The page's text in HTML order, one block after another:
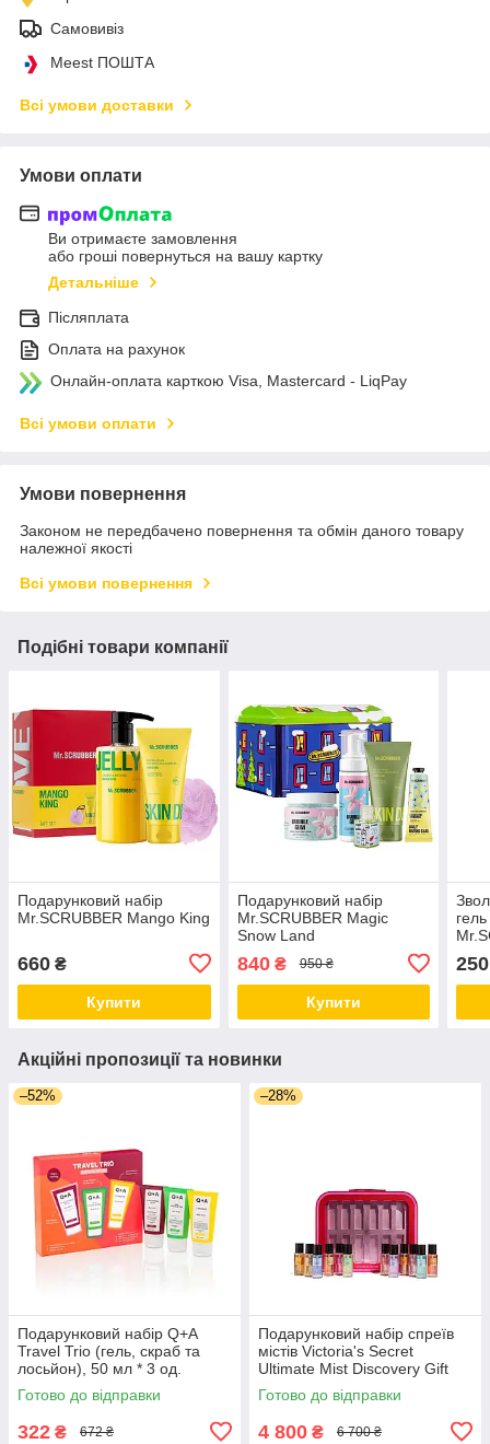
Самовивіз
Meest ПОШТА
Всі умови доставки
Умови оплати
Ви отримаєте замовлення
або гроші повернуться на вашу картку
Детальніше
Післяплата
Оплата на рахунок
Онлайн-оплата карткою Visa, Mastercard - LiqPay
Всі умови оплати
Умови повернення
Законом не передбачено повернення та обмін даного товару
належної якості
Всі умови повернення
Подібні товари компанії
Подарунковий набір
Mr.SCRUBBER Mango King
660 ₴
Купити
Подарунковий набір
Mr.SCRUBBER Magic
Snow Land
840₴ 950 ₴
Купити
250
Акційні пропозиції та новинки
–52%
Подарунковий набір Q+A
Travel Trio (гель, скраб та
лосьйон), 50 мл * 3 од.
Готово до відправки
322 ₴ 672 ₴
–28%
Подарунковий набір спреїв
містів Victoria's Secret
Ultimate Mist Discovery Gift
Set 2025, 12 шт 75 мл
Готово до відправки
4 800 ₴ 6 700 ₴